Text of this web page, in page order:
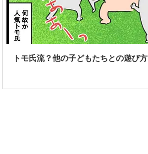
トモ氏流？他の子どもたちとの遊び方